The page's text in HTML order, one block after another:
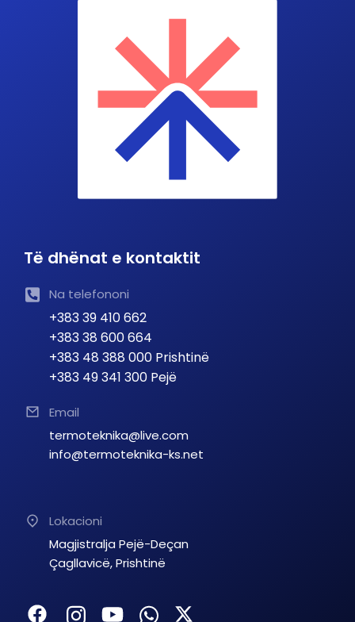
Të dhënat e kontaktit
Na telefononi
+383 39 410 662
+383 38 600 664
+383 48 388 000 Prishtinë
+383 49 341 300 Pejë
Email
termoteknika@live.com
info@termoteknika-ks.net
Lokacioni
Magjistralja Pejë-Deçan
Çagllavicë, Prishtinë